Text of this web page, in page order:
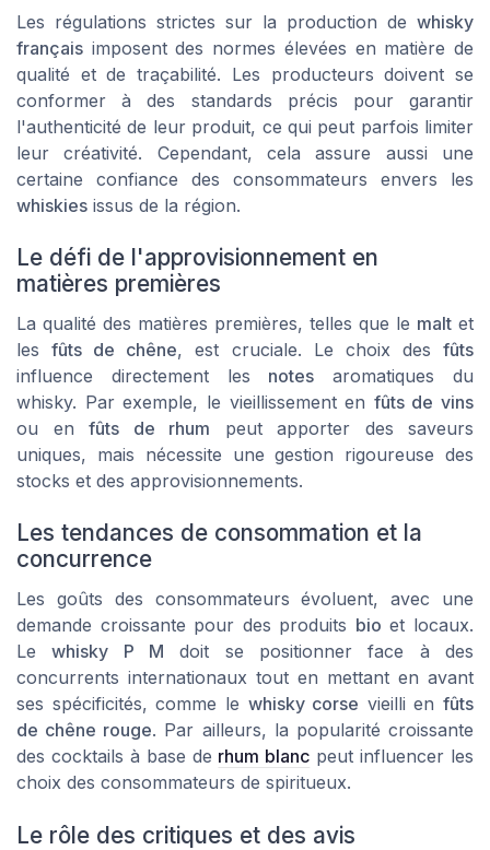
Les régulations strictes sur la production de whisky
français imposent des normes élevées en matière de
qualité et de traçabilité. Les producteurs doivent se
conformer à des standards précis pour garantir
l'authenticité de leur produit, ce qui peut parfois limiter
leur créativité. Cependant, cela assure aussi une
certaine confiance des consommateurs envers les
whiskies issus de la région.
Le défi de l'approvisionnement en
matières premières
La qualité des matières premières, telles que le malt et
lesfûts de chêne, est cruciale. Le choix desfûts
influence directement les notes aromatiques du
whisky. Par exemple, le vieillissement en fûts de vins
ou en fûts de rhum peut apporter des saveurs
uniques, mais nécessite une gestion rigoureuse des
stocks et des approvisionnements.
Les tendances de consommation et la
concurrence
Les goûts des consommateurs évoluent, avec une
demande croissante pour des produits bio et locaux.
Lewhisky P M doit se positionner face à des
concurrents internationaux tout en mettant en avant
ses spécificités, comme le whisky corse vieilli en fûts
de chêne rouge. Par ailleurs, la popularité croissante
des cocktails à base de rhum blanc peut influencer les
choix des consommateurs de spiritueux.
Le rôle des critiques et des avis